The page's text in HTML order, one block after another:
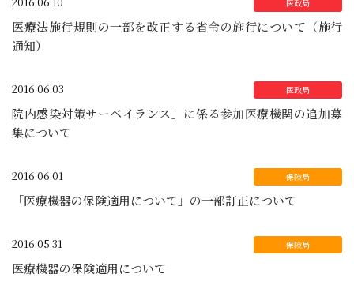
医療法施行規則の一部を改正する省令の施行について（施行
通知）
2016.06.03
院内感染対策サーベイランス」に係る参加医療機関の追加募
集について
2016.06.01
「医療機器の保険適用について」の一部訂正について
2016.05.31
医療機器の保険適用について